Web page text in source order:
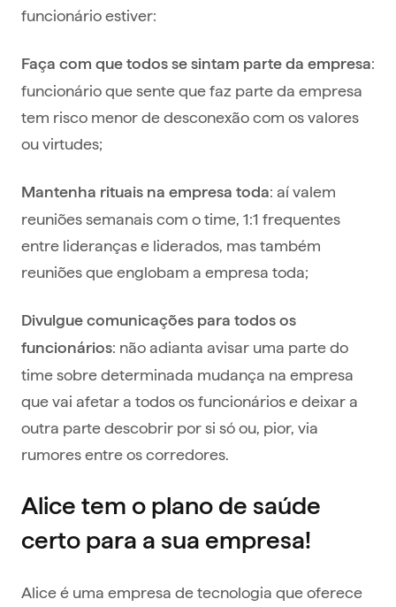
funcionário estiver:
Faça com que todos se sintam parte da empresa:
funcionário que sente que faz parte da empresa
tem risco menor de desconexão com os valores
ou virtudes;
Mantenha rituais na empresa toda: aí valem
reuniões semanais com o time, 1:1 frequentes
entre lideranças e liderados, mas também
reuniões que englobam a empresa toda;
Divulgue comunicações para todos os
funcionários: não adianta avisar uma parte do
time sobre determinada mudança na empresa
que vai afetar a todos os funcionários e deixar a
outra parte descobrir por si só ou, pior, via
rumores entre os corredores.
Alice tem o plano de saúde
certo para a sua empresa!
Alice é uma empresa de tecnologia que oferece